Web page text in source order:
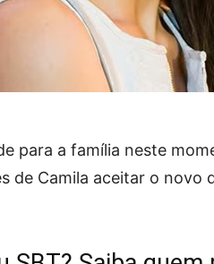
para a família neste
de Camila aceitar o